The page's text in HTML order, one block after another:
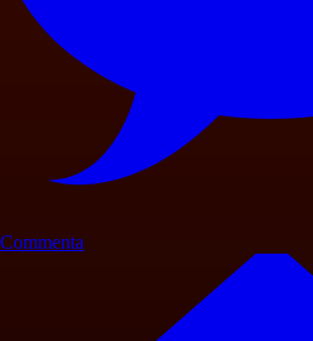
Commenta